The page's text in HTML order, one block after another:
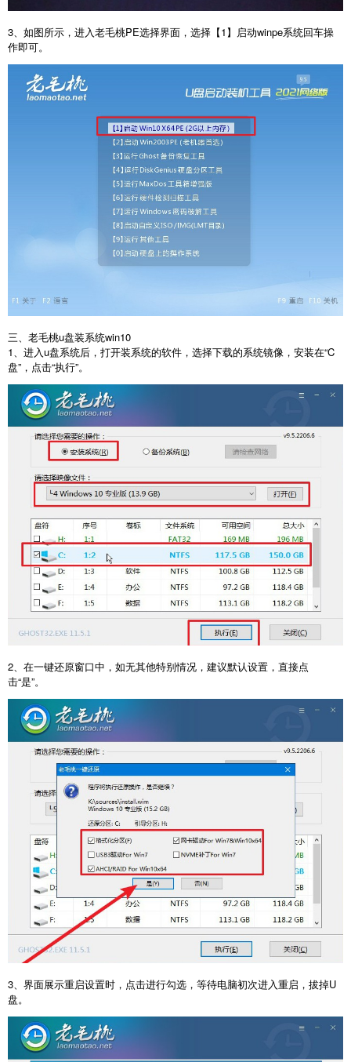
3、如图所示，进入老毛桃PE选择界面，选择【1】启动winpe系统回车操
作即可。
三、老毛桃u盘装系统win10
1、进入u盘系统后，打开装系统的软件，选择下载的系统镜像，安装在“C
盘”，点击“执行”。
2、在一键还原窗口中，如无其他特别情况，建议默认设置，直接点
击“是”。
3、界面展示重启设置时，点击进行勾选，等待电脑初次进入重启，拔掉U
盘。